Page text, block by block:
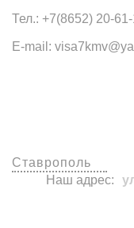
Тел.: +7(8652) 20-
E-mail:
Ставрополь
Наш адрес: